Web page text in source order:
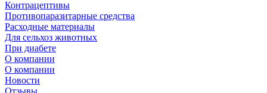
Контрацептивы
Противопаразитарные средства
Расходные материалы
Для сельхоз животных
При диабете
О компании
О компании
Новости
Отзывы